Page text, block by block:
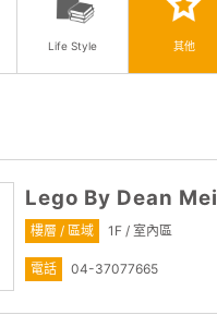
區 Life Style 其他
Lego By Dean Mei
樓層 / 區域 1F / 室內區
電話 04-37077665